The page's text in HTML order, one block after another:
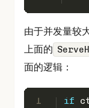
由于并发量较
上面的
面的逻辑：
1
if